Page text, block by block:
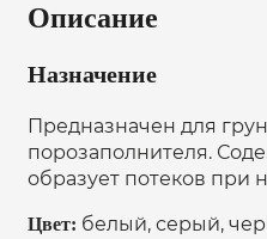
Описание
Назначение
Предназначен для
порозаполнителя.
образует потеков при
Цвет: белый, серый,